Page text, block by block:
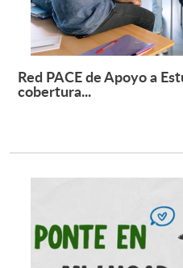
Red PACE de Apoyo a
cobertura...